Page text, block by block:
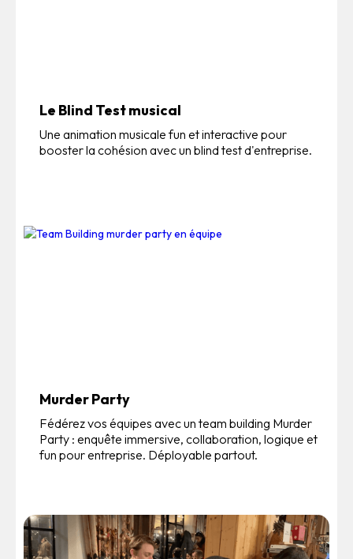
Le Blind Test musical
Une animation musicale fun et interactive pour
booster la cohésion avec un blind test d'entreprise.
Murder Party
Fédérez vos équipes avec un team building Murder
Party : enquête immersive, collaboration, logique et
fun pour entreprise. Déployable partout.